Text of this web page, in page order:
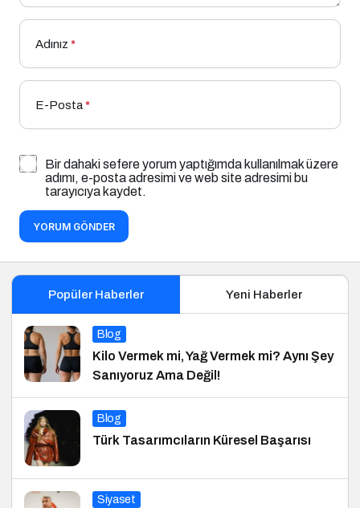
Adınız *
E-Posta*
Bir dahaki sefere yorum yaptığımda kullanılmak üzere
adımı, e-posta adresimi ve web site adresimi bu
tarayıcıya kaydet.
YORUM GÖNDER
Popüler Haberler Yeni Haberler
Blog
Kilo Vermek mi, Yağ Vermek mi? Aynı Şey
Sanıyoruz Ama Değil!
Blog
Türk Tasarımcıların Küresel Başarısı
Siyaset